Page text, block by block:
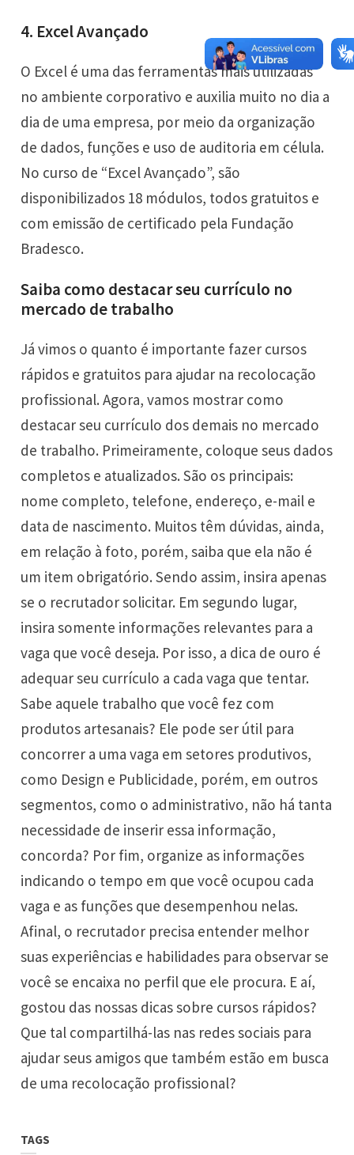
4. Excel Avançado
O Excel é uma das ferramentas mais utilizadas
no ambiente corporativo e auxilia muito no dia a
dia de uma empresa, por meio da organização
de dados, funções e uso de auditoria em célula.
No curso de “Excel Avançado”, são
disponibilizados 18 módulos, todos gratuitos e
com emissão de certificado pela Fundação
Bradesco.
Saiba como destacar seu currículo no
mercado de trabalho
Já vimos o quanto é importante fazer cursos
rápidos e gratuitos para ajudar na recolocação
profissional. Agora, vamos mostrar como
destacar seu currículo dos demais no mercado
de trabalho. Primeiramente, coloque seus dados
completos e atualizados. São os principais:
nome completo, telefone, endereço, e-mail e
data de nascimento. Muitos têm dúvidas, ainda,
em relação à foto, porém, saiba que ela não é
um item obrigatório. Sendo assim, insira apenas
se o recrutador solicitar. Em segundo lugar,
insira somente informações relevantes para a
vaga que você deseja. Por isso, a dica de ouro é
adequar seu currículo a cada vaga que tentar.
Sabe aquele trabalho que você fez com
produtos artesanais? Ele pode ser útil para
concorrer a uma vaga em setores produtivos,
como Design e Publicidade, porém, em outros
segmentos, como o administrativo, não há tanta
necessidade de inserir essa informação,
concorda? Por fim, organize as informações
indicando o tempo em que você ocupou cada
vaga e as funções que desempenhou nelas.
Afinal, o recrutador precisa entender melhor
suas experiências e habilidades para observar se
você se encaixa no perfil que ele procura. E aí,
gostou das nossas dicas sobre cursos rápidos?
Que tal compartilhá-las nas redes sociais para
ajudar seus amigos que também estão em busca
de uma recolocação profissional?
TAGS